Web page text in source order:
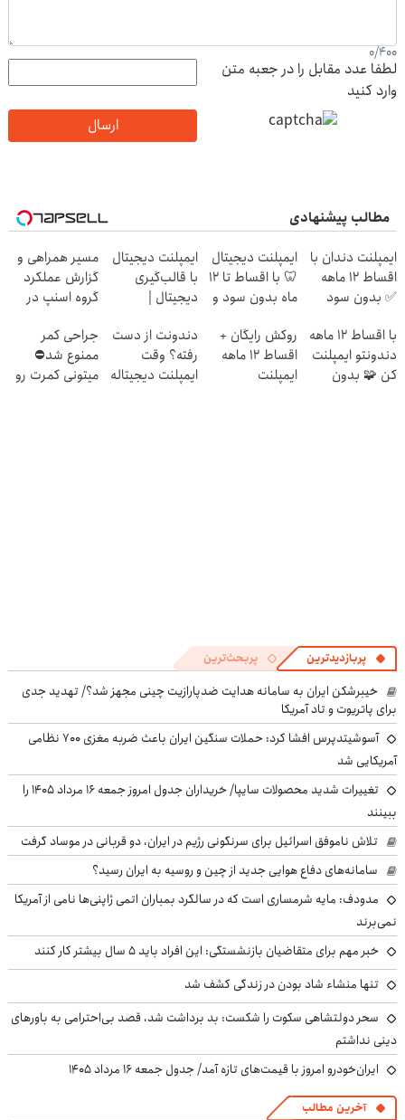
0/400
لطفا عدد مقابل را در جعبه متن
وارد کنید
ارسال
مطالب پیشنهادی
ایمپلنت دندان با
اقساط 12 ماهه
✅ بدون سود
ایمپلنت دیجیتال
🦷 با اقساط تا 12
ماه بدون سود و
ایمپلنت دیجیتال
با قالب‌گیری
دیجیتال |
مسیر همراهی و
گزارش عملکرد
گروه اسنپ در
با اقساط 12 ماهه
دندونتو ایمپلنت
کن 🧩 بدون
روکش رایگان +
اقساط ۱۲ ماهه
ایمپلنت
دندونت از دست
رفته؟ وقت
ایمپلنت دیجیتاله
جراحی کمر
ممنوع شد⛔
میتونی کمرت رو
پربازدیدترین پربحث‌ترین
خیبرشکن ایران به سامانه هدایت ضدپارازیت چینی مجهز شد؟/ تهدید جدی
برای پاتریوت و تاد آمریکا
آسوشیتدپرس افشا کرد: حملات سنگین ایران باعث ضربه مغزی ۷۰۰ نظامی
آمریکایی شد
تغییرات شدید محصولات سایپا/ خریداران جدول امروز جمعه ۱۶ مرداد ۱۴۰۵ را
ببینند
تلاش ناموفق اسرائیل برای سرنگونی رژیم در ایران، دو قربانی در موساد گرفت
سامانه‌های دفاع هوایی جدید از چین و روسیه به ایران رسید؟
مدودف: مایه شرمساری است که در سالگرد بمباران اتمی ژاپنی‌ها نامی از آمریکا
نمی‌برند
خبر مهم برای متقاضیان بازنشستگی: این افراد باید ۵ سال بیشتر کار کنند
تنها منشاء شاد بودن در زندگی کشف شد
سحر دولتشاهی سکوت را شکست: بد برداشت شد، قصد بی‌احترامی به باورهای
دینی نداشتم
ایران‌خودرو امروز با قیمت‌های تازه آمد/ جدول جمعه ۱۶ مرداد ۱۴۰۵
آخرین مطالب